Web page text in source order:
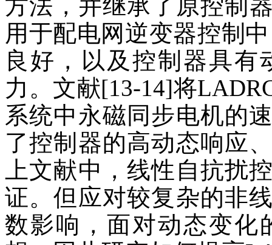
方法，并继承了原控制
用于配电网逆变器控制
良好，以及控制器具
力。文献[13-14]将
系统中永磁同步电机的
了控制器的高动态响应
上文献中，线性自抗扰
证。但应对较复杂的非
数影响，面对动态变化